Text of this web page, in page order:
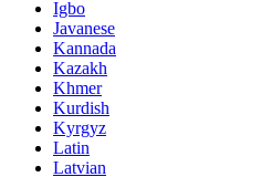
Igbo
Javanese
Kannada
Kazakh
Khmer
Kurdish
Kyrgyz
Latin
Latvian